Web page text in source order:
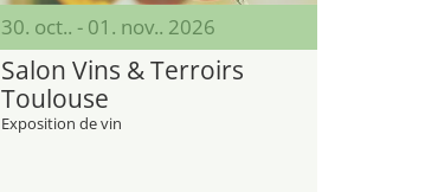
30. oct.. - 01. nov.. 2026
Salon Vins & Terroirs
Toulouse
Exposition de vin